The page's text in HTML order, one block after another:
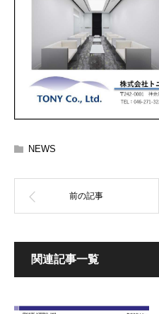
NEWS
関連記事一覧